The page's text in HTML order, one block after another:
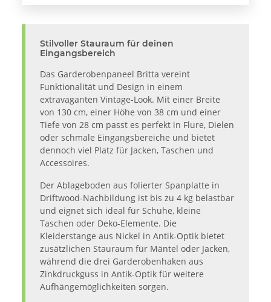
Stilvoller Stauraum für deinen
Eingangsbereich
Das Garderobenpaneel Britta vereint
Funktionalität und Design in einem
extravaganten Vintage-Look. Mit einer Breite
von 130 cm, einer Höhe von 38 cm und einer
Tiefe von 28 cm passt es perfekt in Flure, Dielen
oder schmale Eingangsbereiche und bietet
dennoch viel Platz für Jacken, Taschen und
Accessoires.
Der Ablageboden aus folierter Spanplatte in
Driftwood-Nachbildung ist bis zu 4 kg belastbar
und eignet sich ideal für Schuhe, kleine
Taschen oder Deko-Elemente. Die
Kleiderstange aus Nickel in Antik-Optik bietet
zusätzlichen Stauraum für Mäntel oder Jacken,
während die drei Garderobenhaken aus
Zinkdruckguss in Antik-Optik für weitere
Aufhängemöglichkeiten sorgen.